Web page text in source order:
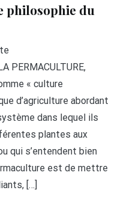
philosophie du
PERMACULTURE,
« culture
d’agriculture abordant
dans lequel ils
plantes aux
qui s’entendent bien
est de mettre
[…]